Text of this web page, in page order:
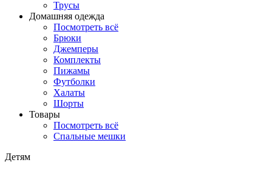
Трусы
Домашняя одежда
Посмотреть всё
Брюки
Джемперы
Комплекты
Пижамы
Футболки
Халаты
Шорты
Товары
Посмотреть всё
Спальные мешки
Детям